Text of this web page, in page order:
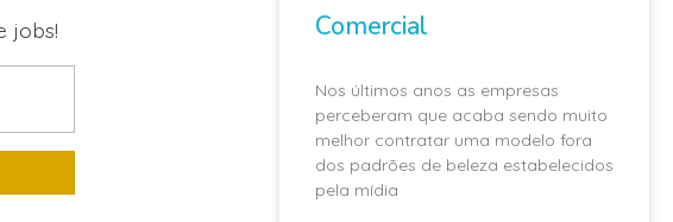
jobs!
Comercial
Nos últimos anos as empresas
perceberam que acaba sendo muito
melhor contratar uma modelo fora
dos padrões de beleza estabelecidos
pela mídia